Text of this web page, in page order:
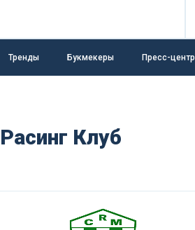
Тренды Букмекеры Пресс-центр
Клуб